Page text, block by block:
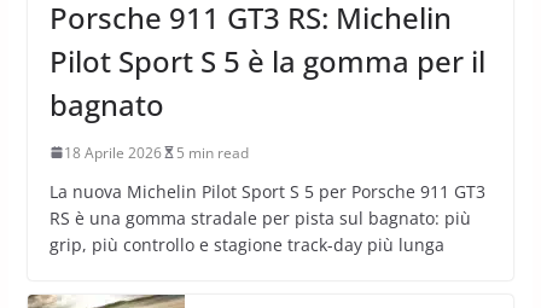
Porsche 911 GT3 RS: Michelin
Pilot Sport S 5 è la gomma per il
bagnato
18 Aprile 2026 5 min read
La nuova Michelin Pilot Sport S 5 per Porsche 911 GT3
RS è una gomma stradale per pista sul bagnato: più
grip, più controllo e stagione track-day più lunga